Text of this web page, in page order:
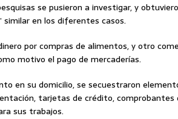
se pusieron a investigar, y
similar en los diferentes casos.
por compras de alimentos, y otro
motivo el pago de mercaderías.
en su domicilio, se secuestraron
tarjetas de crédito,
sus trabajos.